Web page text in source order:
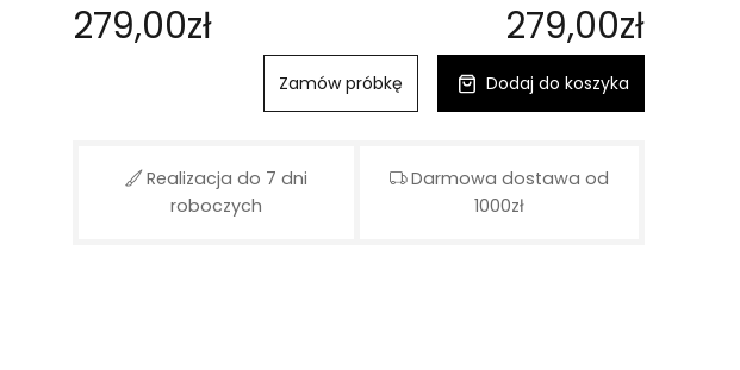
279,00zł 279,00zł
Zamów próbkę Dodaj do koszyka
Realizacja do 7 dni
roboczych
Darmowa dostawa od
1000zł